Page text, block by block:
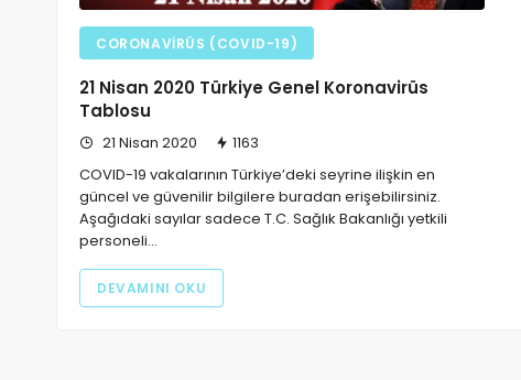
CORONAVIRÜS (COVID-19)
21 Nisan 2020 Türkiye Genel Koronavirüs
Tablosu
21 Nisan 2020
1163
COVID-19 vakalarının Türkiye’deki seyrine ilişkin en
güncel ve güvenilir bilgilere buradan erişebilirsiniz.
Aşağıdaki sayılar sadece T.C. Sağlık Bakanlığı yetkili
personeli…
DEVAMINI OKU